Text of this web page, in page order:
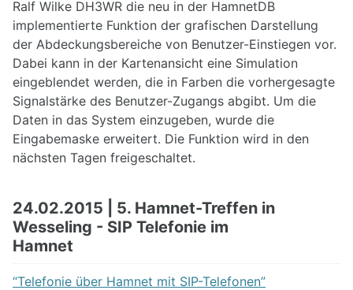
Ralf Wilke DH3WR die neu in der HamnetDB
implementierte Funktion der grafischen Darstellung
der Abdeckungsbereiche von Benutzer-Einstiegen vor.
Dabei kann in der Kartenansicht eine Simulation
eingeblendet werden, die in Farben die vorhergesagte
Signalstärke des Benutzer-Zugangs abgibt. Um die
Daten in das System einzugeben, wurde die
Eingabemaske erweitert. Die Funktion wird in den
nächsten Tagen freigeschaltet.
24.02.2015 | 5. Hamnet-Treffen in
Wesseling - SIP Telefonie im
Hamnet
“Telefonie über Hamnet mit SIP-Telefonen”